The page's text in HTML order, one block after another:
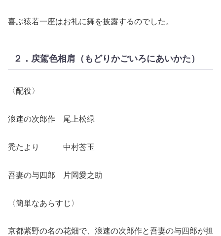
喜ぶ猿若一座はお礼に舞を披露するのでした。
２．戻駕色相肩（もどりかごいろにあいかた）
〈配役〉
浪速の次郎作 尾上松緑
禿たより 中村莟玉
吾妻の与四郎 片岡愛之助
〈簡単なあらすじ〉
京都紫野の名の花畑で、浪速の次郎作と吾妻の与四郎が担